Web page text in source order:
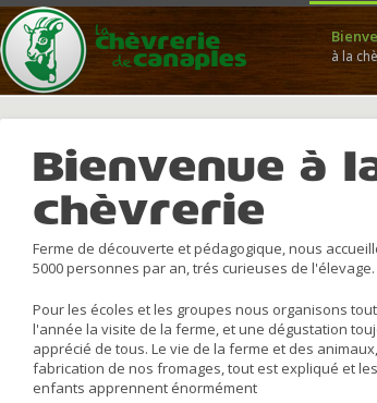
à la
Bienvenue à
chèvrerie
Ferme de découverte et pédagogique, nous
5000 personnes par an, trés curieuses de l'élevage.
Pour les écoles et les groupes nous organisons
l'année la visite de la ferme, et une dégustation
apprécié de tous. Le vie de la ferme et des
fabrication de nos fromages, tout est expliqué et les
enfants apprennent énormément